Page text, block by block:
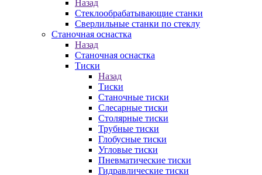
Назад
Стеклообрабатывающие станки
Сверлильные станки по стеклу
Станочная оснастка
Назад
Станочная оснастка
Тиски
Назад
Тиски
Станочные тиски
Слесарные тиски
Столярные тиски
Трубные тиски
Глобусные тиски
Угловые тиски
Пневматические тиски
Гидравлические тиски